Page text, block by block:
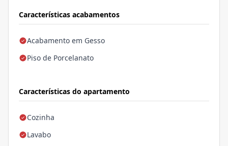
Características acabamentos
Acabamento em Gesso
Piso de Porcelanato
Características do apartamento
Cozinha
Lavabo